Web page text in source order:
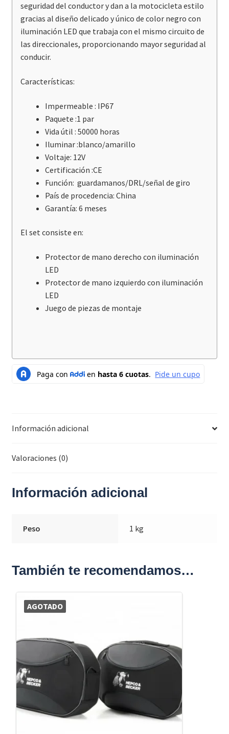
seguridad del conductor y dan a la motocicleta estilo
gracias al diseño delicado y único de color negro con
iluminación LED que trabaja con el mismo circuito de
las direccionales, proporcionando mayor seguridad al
conducir.
Características:
Impermeable : IP67
Paquete :1 par
Vida útil : 50000 horas
Iluminar :blanco/amarillo
Voltaje: 12V
Certificación :CE
Función: guardamanos/DRL/señal de giro
País de procedencia: China
Garantía: 6 meses
El set consiste en:
Protector de mano derecho con iluminación
LED
Protector de mano izquierdo con iluminación
LED
Juego de piezas de montaje
Información adicional
Valoraciones (0)
Información adicional
Peso 1 kg
También te recomendamos…
AGOTADO